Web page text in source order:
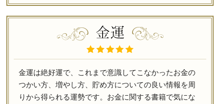
金運は絶好運で、これまで意識してこなかったお金の
つかい方、増やし方、貯め方についての良い情報を周
りから得られる運勢です。お金に関する書籍で気にな